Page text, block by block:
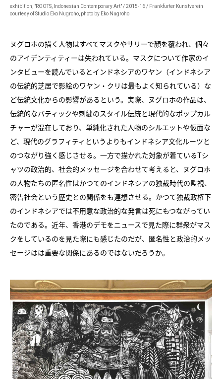
exhibition, "ROOTS, Indonesian Contemporary Art" / 2015-16 / Frankfurter Kunstverein
courtesy of Studio Eko Nugroho, photo by Eko Nugroho
ヌグロホの描く人物はすべてマスクやサリーで顔を覆われ、個々
のアイデンティティーは失われている。マスクについて作家のイ
ンタビューを読んでいるとインドネシアのワヤン（インドネシア
の伝統的芝居で影絵のワヤン・クリは最もよく知られている）な
ど伝統文化からの影響があるという。実際、ヌグロホの作品は、
伝統的なバティックや刺繍のスタイル伝統と現代的なポップカル
チャーが混在しており、単純化された人物のシルエットや仮面な
ど、現代のグラフィティというよりもインドネシア文化ルーツと
のつながり強く感じさせる。一方で描かれた対象が着ているTシ
ャツの政治的、社会的メッセージを合わせて考えると、ヌグロホ
の人物たちの匿名性はかつてのインドネシアの独裁時代の監視、
密告社会という歴史との関係をも連想させる。かつて独裁政権下
のインドネシアでは不用意な政治的な発言は死にもつながってい
たのである。近年、香港のデモをニュースで見た際に群衆がマス
クをしているのを見た際にも感じたのだが、匿名性と政治的メッ
セージはは重要な関係にあるのではないだろうか。